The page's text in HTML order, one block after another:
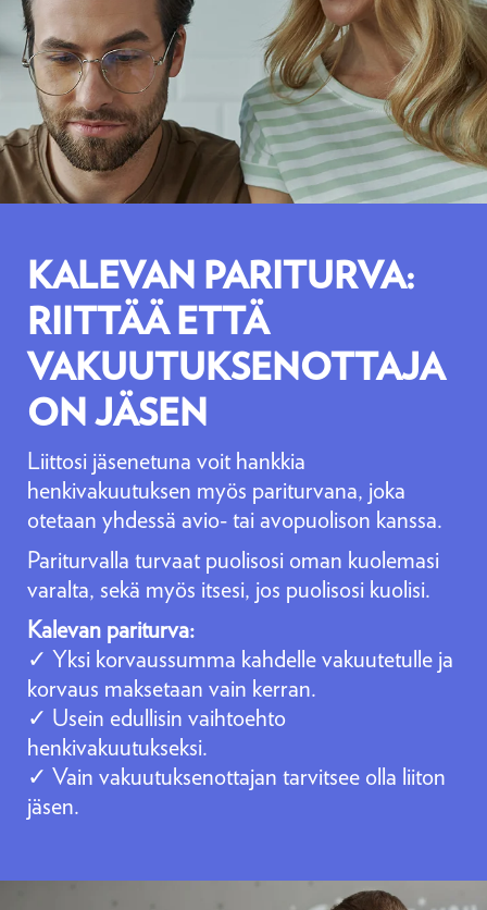
KALEVAN PARITURVA:
RIITTÄÄ ETTÄ
VAKUUTUKSENOTTAJA
ON JÄSEN
Liittosi jäsenetuna voit hankkia
henkivakuutuksen myös pariturvana, joka
otetaan yhdessä avio- tai avopuolison kanssa.
Pariturvalla turvaat puolisosi oman kuolemasi
varalta, sekä myös itsesi, jos puolisosi kuolisi.
Kalevan pariturva:
✓ Yksi korvaussumma kahdelle vakuutetulle ja
korvaus maksetaan vain kerran.
✓ Usein edullisin vaihtoehto
henkivakuutukseksi.
✓ Vain vakuutuksenottajan tarvitsee olla liiton
jäsen.